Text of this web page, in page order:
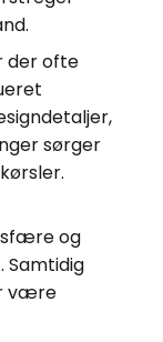
der ofte
sørger
og
Samtidig
være